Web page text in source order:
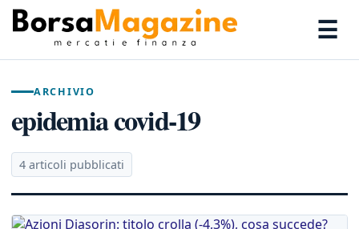
☰
ARCHIVIO
epidemia covid-19
4 articoli pubblicati